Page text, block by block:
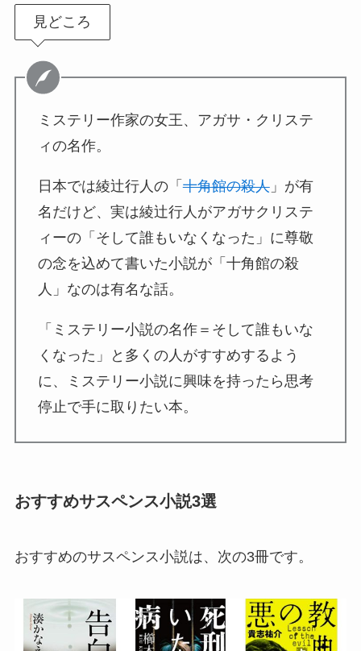
見どころ
ミステリー作家の女王、アガサ・クリステ
ィの名作。
日本では綾辻行人の「十角館の殺人」が有
名だけど、実は綾辻行人がアガサクリステ
ィーの「そして誰もいなくなった」に尊敬
の念を込めて書いた小説が「十角館の殺
人」なのは有名な話。
「ミステリー小説の名作＝そして誰もいな
くなった」と多くの人がすすめするよう
に、ミステリー小説に興味を持ったら思考
停止で手に取りたい本。
おすすめサスペンス小説3選
おすすめのサスペンス小説は、次の3冊です。